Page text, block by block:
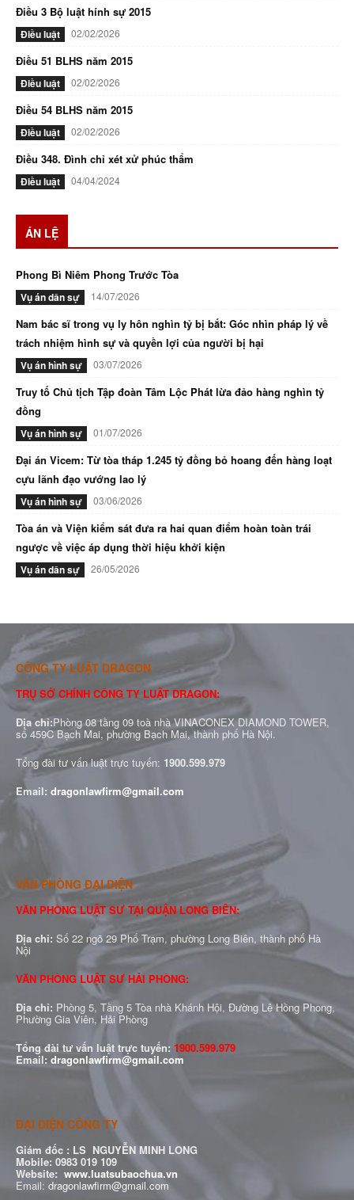
Điều 3 Bộ luật hính sự 2015
Điều luật 02/02/2026
Điều 51 BLHS năm 2015
Điều luật 02/02/2026
Điều 54 BLHS năm 2015
Điều luật 02/02/2026
Điều 348. Đình chỉ xét xử phúc thẩm
Điều luật 04/04/2024
ÁN LỆ
Phong Bì Niêm Phong Trước Tòa
Vụ án dân sự 14/07/2026
Nam bác sĩ trong vụ ly hôn nghìn tỷ bị bắt: Góc nhìn pháp lý về
trách nhiệm hình sự và quyền lợi của người bị hại
Vụ án hình sự 03/07/2026
Truy tố Chủ tịch Tập đoàn Tâm Lộc Phát lừa đảo hàng nghìn tỷ
đồng
Vụ án hình sự 01/07/2026
Đại án Vicem: Từ tòa tháp 1.245 tỷ đồng bỏ hoang đến hàng loạt
cựu lãnh đạo vướng lao lý
Vụ án hình sự 03/06/2026
Tòa án và Viện kiểm sát đưa ra hai quan điểm hoàn toàn trái
ngược về việc áp dụng thời hiệu khởi kiện
Vụ án dân sự 26/05/2026
CÔNG TY LUẬT DRAGON
TRỤ SỞ CHÍNH CÔNG TY LUẬT DRAGON:
Địa chỉ:Phòng 08 tầng 09 toà nhà VINACONEX DIAMOND TOWER,
số 459C Bạch Mai, phường Bạch Mai, thành phố Hà Nội.
Tổng đài tư vấn luật trực tuyến: 1900.599.979
Email: dragonlawfirm@gmail.com
VĂN PHÒNG ĐẠI DIỆN
VĂN PHÒNG LUẬT SƯ TẠI QUẬN LONG BIÊN:
Địa chỉ: Số 22 ngõ 29 Phố Trạm, phường Long Biên, thành phố Hà
Nội
VĂN PHÒNG LUẬT SƯ HẢI PHÒNG:
Địa chỉ: Phòng 5, Tầng 5 Tòa nhà Khánh Hội, Đường Lê Hồng Phong,
Phường Gia Viên, Hải Phòng
Tổng đài tư vấn luật trực tuyến: 1900.599.979
Email: dragonlawfirm@gmail.com
ĐẠI DIỆN CÔNG TY
Giám đốc : LS NGUYỄN MINH LONG
Mobile: 0983 019 109
Website: www.luatsubaochua.vn
Email: dragonlawfirm@gmail.com